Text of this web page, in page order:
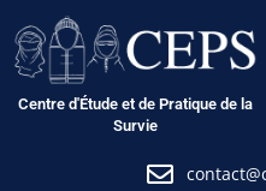
au
contenu
Centre d'Étude et de Pratique de la
Survie